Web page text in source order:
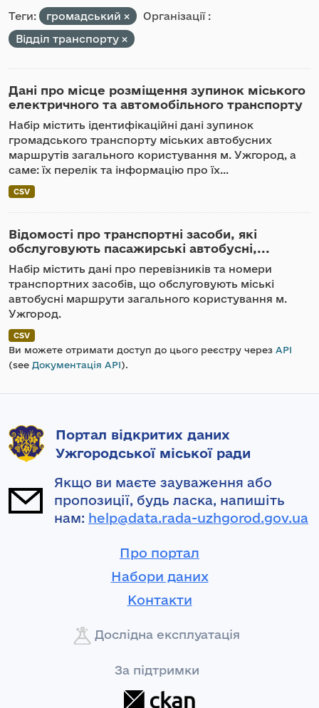
Теги: громадський
Організації :
Відділ транспорту
Дані про місце розміщення зупинок міського
електричного та автомобільного транспорту
Набір містить ідентифікаційні дані зупинок
громадського транспорту міських автобусних
маршрутів загального користування м. Ужгород, а
саме: їх перелік та інформацію про їх...
CSV
Відомості про транспортні засоби, які
обслуговують пасажирські автобусні,...
Набір містить дані про перевізників та номери
транспортних засобів, що обслуговують міські
автобусні маршрути загального користування м.
Ужгород.
CSV
Ви можете отримати доступ до цього реєстру через API
(see Документація API).
Портал відкритих даних
Ужгородської міської ради
Якщо ви маєте зауваження або
пропозиції, будь ласка, напишіть
нам: help@data.rada-uzhgorod.gov.ua
Про портал
Набори даних
Контакти
Дослідна експлуатація
За підтримки